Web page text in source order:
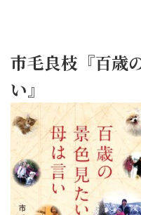
市毛良枝『百歳
い』